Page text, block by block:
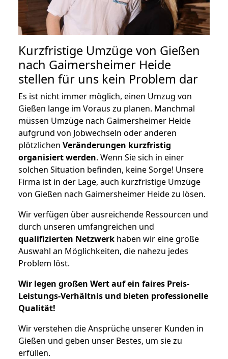
Kurzfristige Umzüge von Gießen
nach Gaimersheimer Heide
stellen für uns kein Problem dar
Es ist nicht immer möglich, einen Umzug von
Gießen lange im Voraus zu planen. Manchmal
müssen Umzüge nach Gaimersheimer Heide
aufgrund von Jobwechseln oder anderen
plötzlichen Veränderungen kurzfristig
organisiert werden. Wenn Sie sich in einer
solchen Situation befinden, keine Sorge! Unsere
Firma ist in der Lage, auch kurzfristige Umzüge
von Gießen nach Gaimersheimer Heide zu lösen.
Wir verfügen über ausreichende Ressourcen und
durch unseren umfangreichen und
qualifizierten Netzwerk haben wir eine große
Auswahl an Möglichkeiten, die nahezu jedes
Problem löst.
Wir legen großen Wert auf ein faires Preis-
Leistungs-Verhältnis und bieten professionelle
Qualität!
Wir verstehen die Ansprüche unserer Kunden in
Gießen und geben unser Bestes, um sie zu
erfüllen.